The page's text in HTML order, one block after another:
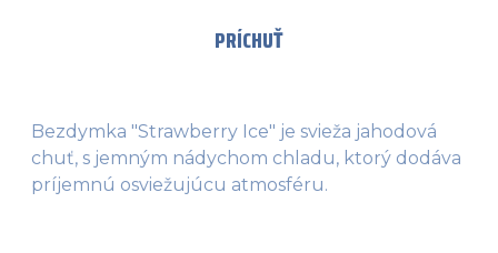
PRÍCHUŤ
Bezdymka "Strawberry Ice" je svieža jahodová
chuť, s jemným nádychom chladu, ktorý dodáva
príjemnú osviežujúcu atmosféru.